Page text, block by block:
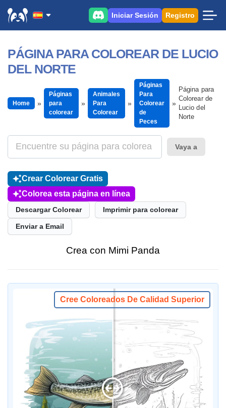
Iniciar Sesión Registro
PÁGINA PARA COLOREAR DE LUCIO
DEL NORTE
Home
Páginas
para
colorear
Animales
Para
Colorear
Páginas
Para
Colorear
de
Peces
Página para
Colorear de
Lucio del
Norte
Vaya a
Crear Colorear Gratis
Colorea esta página en línea
Descargar Colorear Imprimir para colorear
Enviar a Email
Crea con Mimi Panda
Cree Coloreados De Calidad Superior